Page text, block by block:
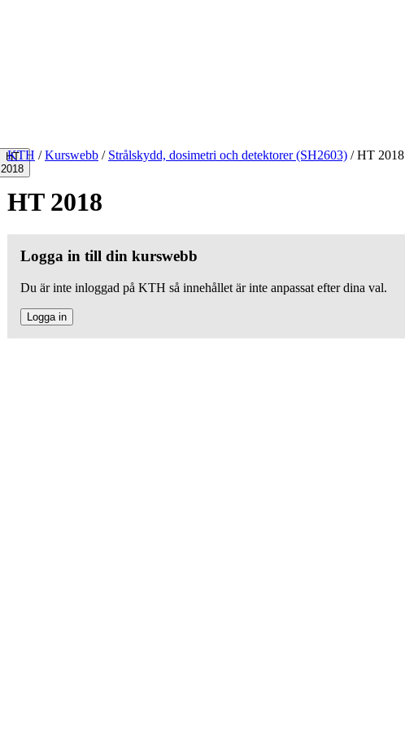
HT
2018
KTH / Kurswebb / Strålskydd, dosimetri och detektorer (SH2603) /HT 2018
HT 2018
Logga in till din kurswebb
Du är inte inloggad på KTH så innehållet är inte anpassat efter dina val.
Logga in